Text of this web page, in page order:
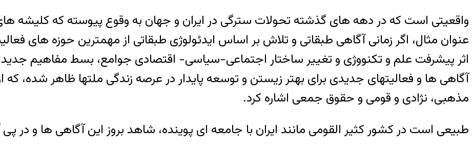
واقعیتی است که در دهه های گذشته تحولات سترگی در ایران و جهان به وقوع پیوسته که کلیشه
عنوان مثال، اگر زمانی آگاهی طبقاتی و تلاش بر اساس ایدئولوژی طبقاتی از مهمترین حوزه های
اثر پیشرفت علم و تکنووژی و تغییر ساختار اجتماعی-سیاسی- اقتصادی جوامع، بسط مفاهیم
آگاهی ها و فعالیتهای جدیدی برای بهتر زیستن و توسعه پایدار در عرصه زندگی ملتها ظاهر شده،
مذهبی، نژادی و قومی و حقوق جمعی اشاره کرد.
طبیعی است در کشور کثیر القومی مانند ایران با جامعه ای پوینده، شاهد بروز این آگاهی ها و